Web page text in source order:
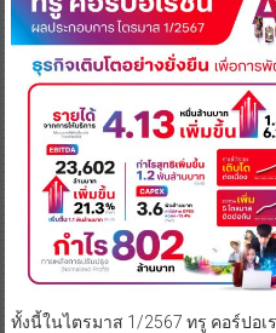
ทั้งนี้ในไตรมาส 1/2567 ทรู คอร์ปอ